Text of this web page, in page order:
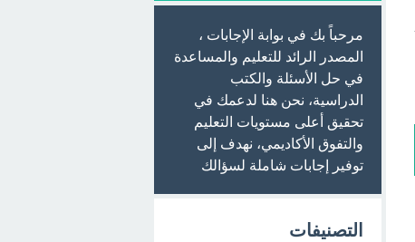
مرحباً بك في بوابة الإجابات ،
المصدر الرائد للتعليم والمساعدة
في حل الأسئلة والكتب
الدراسية، نحن هنا لدعمك في
تحقيق أعلى مستويات التعليم
والتفوق الأكاديمي، نهدف إلى
توفير إجابات شاملة لسؤالك
التصنيفات